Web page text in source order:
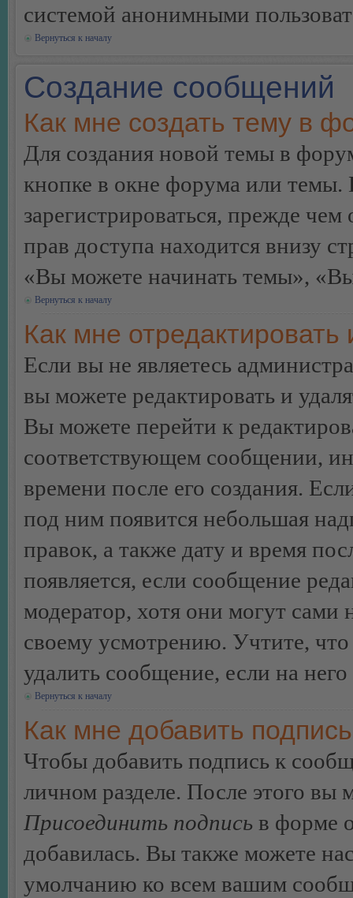
системой анонимными
Вернуться к началу
Создание сообщений
Как мне создать тему в
Для создания новой темы в
кнопке в окне форума или
зарегистрироваться, прежде
прав доступа находится внизу
«Вы можете начинать темы»,
Вернуться к началу
Как мне
Если вы не являетесь
вы можете редактировать и
Вы можете перейти к
соответствующем сообщении,
времени после его создания.
под ним появится небольшая
правок, а также дату и время
появляется, если сообщение
модератор, хотя они могут сами
своему усмотрению. Учтите,
удалить сообщение, если на
Вернуться к началу
Как мне добавить
Чтобы добавить подпись к
личном разделе. После этого
Присоединить подпись в форме
добавилась. Вы также можете
умолчанию ко всем вашим